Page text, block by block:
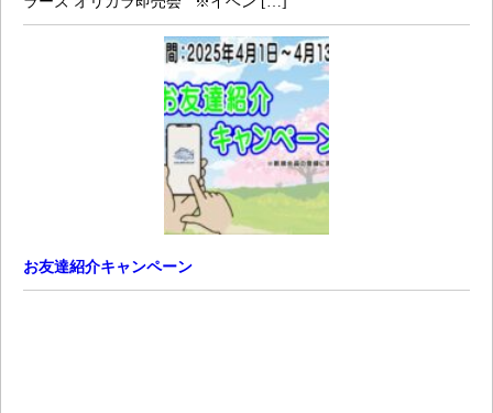
お友達紹介キャンペーン